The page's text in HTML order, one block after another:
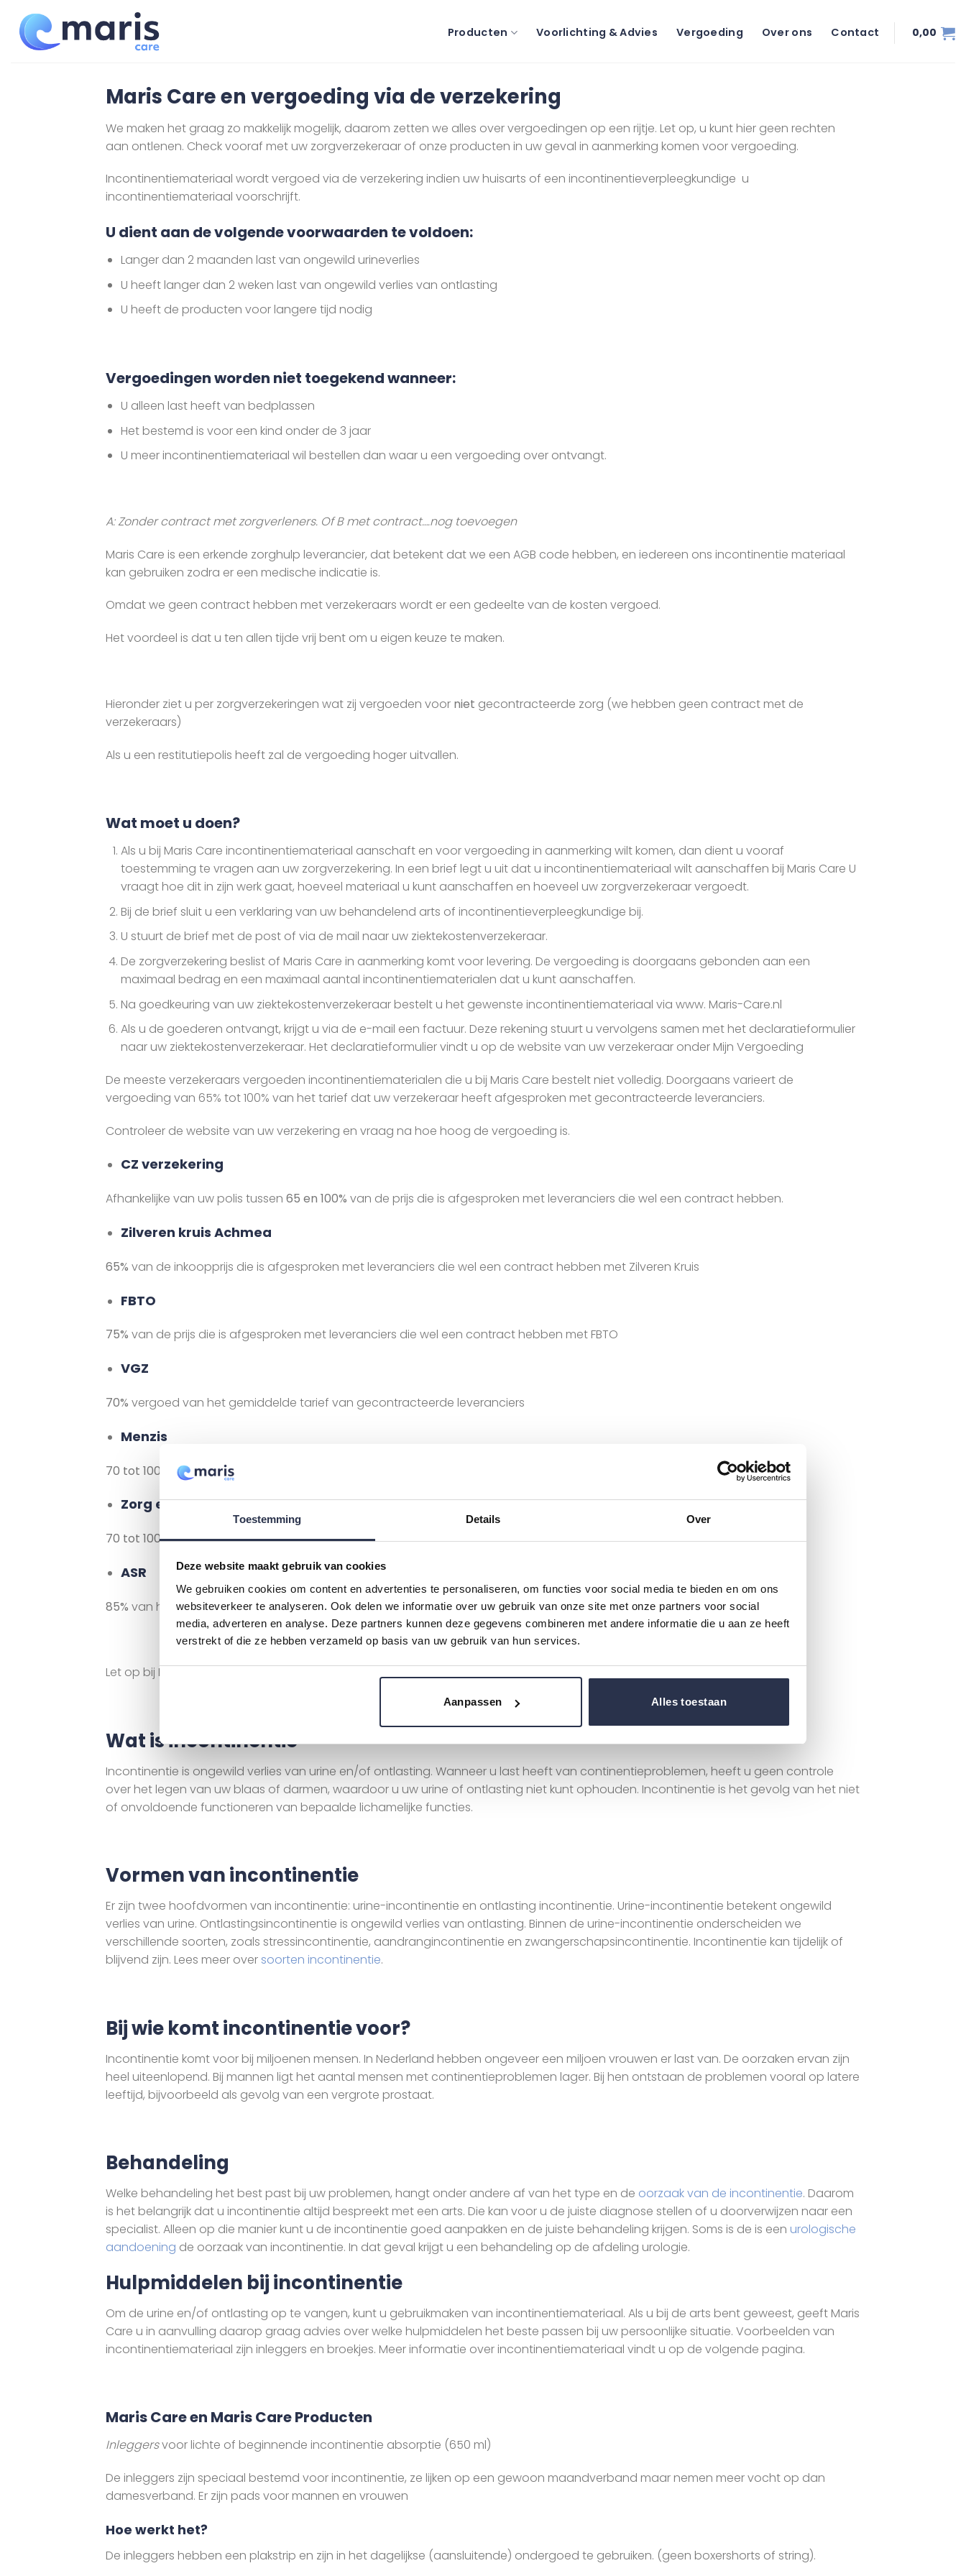
Toestemming Details Over
Deze website maakt gebruik van cookies
We gebruiken cookies om content en advertenties te personaliseren, om functies voor social media te bieden en om ons
websiteverkeer te analyseren. Ook delen we informatie over uw gebruik van onze site met onze partners voor social
media, adverteren en analyse. Deze partners kunnen deze gegevens combineren met andere informatie die u aan ze heeft
verstrekt of die ze hebben verzameld op basis van uw gebruik van hun services.
Aanpassen Alles toestaan
naar
inhoud
Producten Voorlichting & Advies Vergoeding Over ons Contact 0,00
Maris Care en vergoeding via de verzekering
We maken het graag zo makkelijk mogelijk, daarom zetten we alles over vergoedingen op een rijtje. Let op, u kunt hier geen rechten
aan ontlenen. Check vooraf met uw zorgverzekeraar of onze producten in uw geval in aanmerking komen voor vergoeding.
Incontinentiemateriaal wordt vergoed via de verzekering indien uw huisarts of een incontinentieverpleegkundige u
incontinentiemateriaal voorschrijft.
U dient aan de volgende voorwaarden te voldoen:
Langer dan 2 maanden last van ongewild urineverlies
U heeft langer dan 2 weken last van ongewild verlies van ontlasting
U heeft de producten voor langere tijd nodig
Vergoedingen worden niet toegekend wanneer:
U alleen last heeft van bedplassen
Het bestemd is voor een kind onder de 3 jaar
U meer incontinentiemateriaal wil bestellen dan waar u een vergoeding over ontvangt.
A: Zonder contract met zorgverleners. Of B met contract….nog toevoegen
Maris Care is een erkende zorghulp leverancier, dat betekent dat we een AGB code hebben, en iedereen ons incontinentie materiaal
kan gebruiken zodra er een medische indicatie is.
Omdat we geen contract hebben met verzekeraars wordt er een gedeelte van de kosten vergoed.
Het voordeel is dat u ten allen tijde vrij bent om u eigen keuze te maken.
Hieronder ziet u per zorgverzekeringen wat zij vergoeden voor niet gecontracteerde zorg (we hebben geen contract met de
verzekeraars)
Als u een restitutiepolis heeft zal de vergoeding hoger uitvallen.
Wat moet u doen?
Als u bij Maris Care incontinentiemateriaal aanschaft en voor vergoeding in aanmerking wilt komen, dan dient u vooraf
toestemming te vragen aan uw zorgverzekering. In een brief legt u uit dat u incontinentiemateriaal wilt aanschaffen bij Maris Care U
vraagt hoe dit in zijn werk gaat, hoeveel materiaal u kunt aanschaffen en hoeveel uw zorgverzekeraar vergoedt.
Bij de brief sluit u een verklaring van uw behandelend arts of incontinentieverpleegkundige bij.
U stuurt de brief met de post of via de mail naar uw ziektekostenverzekeraar.
De zorgverzekering beslist of Maris Care in aanmerking komt voor levering. De vergoeding is doorgaans gebonden aan een
maximaal bedrag en een maximaal aantal incontinentiematerialen dat u kunt aanschaffen.
Na goedkeuring van uw ziektekostenverzekeraar bestelt u het gewenste incontinentiemateriaal via www. Maris-Care.nl
Als u de goederen ontvangt, krijgt u via de e-mail een factuur. Deze rekening stuurt u vervolgens samen met het declaratieformulier
naar uw ziektekostenverzekeraar. Het declaratieformulier vindt u op de website van uw verzekeraar onder Mijn Vergoeding
De meeste verzekeraars vergoeden incontinentiematerialen die u bij Maris Care bestelt niet volledig. Doorgaans varieert de
vergoeding van 65% tot 100% van het tarief dat uw verzekeraar heeft afgesproken met gecontracteerde leveranciers.
Controleer de website van uw verzekering en vraag na hoe hoog de vergoeding is.
CZ verzekering
Afhankelijke van uw polis tussen 65 en 100% van de prijs die is afgesproken met leveranciers die wel een contract hebben.
Zilveren kruis Achmea
65% van de inkoopprijs die is afgesproken met leveranciers die wel een contract hebben met Zilveren Kruis
FBTO
75% van de prijs die is afgesproken met leveranciers die wel een contract hebben met FBTO
VGZ
70% vergoed van het gemiddelde tarief van gecontracteerde leveranciers
Menzis
70 tot 100% van het gemiddelde van de gecontracteerde zorg
Zorg en Zekerheid
70 tot 100%van het gemiddelde van de marktconforme prijs
ASR
85% van het gemiddelde van de gecontracteerde zorg
Let op bij Natura polissen wordt meestal 100% vergoed. Check de website van uw verzekering.
Wat is incontinentie
Incontinentie is ongewild verlies van urine en/of ontlasting. Wanneer u last heeft van continentieproblemen, heeft u geen controle
over het legen van uw blaas of darmen, waardoor u uw urine of ontlasting niet kunt ophouden. Incontinentie is het gevolg van het niet
of onvoldoende functioneren van bepaalde lichamelijke functies.
Vormen van incontinentie
Er zijn twee hoofdvormen van incontinentie: urine-incontinentie en ontlasting incontinentie. Urine-incontinentie betekent ongewild
verlies van urine. Ontlastingsincontinentie is ongewild verlies van ontlasting. Binnen de urine-incontinentie onderscheiden we
verschillende soorten, zoals stressincontinentie, aandrangincontinentie en zwangerschapsincontinentie. Incontinentie kan tijdelijk of
blijvend zijn. Lees meer oversoorten incontinentie.
Bij wie komt incontinentie voor?
Incontinentie komt voor bij miljoenen mensen. In Nederland hebben ongeveer een miljoen vrouwen er last van. De oorzaken ervan zijn
heel uiteenlopend. Bij mannen ligt het aantal mensen met continentieproblemen lager. Bij hen ontstaan de problemen vooral op latere
leeftijd, bijvoorbeeld als gevolg van een vergrote prostaat.
Behandeling
Welke behandeling het best past bij uw problemen, hangt onder andere af van het type en de oorzaak van de incontinentie. Daarom
is het belangrijk dat u incontinentie altijd bespreekt met een arts. Die kan voor u de juiste diagnose stellen of u doorverwijzen naar een
specialist. Alleen op die manier kunt u de incontinentie goed aanpakken en de juiste behandeling krijgen. Soms is de is een urologische
aandoening de oorzaak van incontinentie. In dat geval krijgt u een behandeling op de afdeling urologie.
Hulpmiddelen bij incontinentie
Om de urine en/of ontlasting op te vangen, kunt u gebruikmaken van incontinentiemateriaal. Als u bij de arts bent geweest, geeft Maris
Care u in aanvulling daarop graag advies over welke hulpmiddelen het beste passen bij uw persoonlijke situatie. Voorbeelden van
incontinentiemateriaal zijn inleggers en broekjes. Meer informatie over incontinentiemateriaal vindt u op de volgende pagina.
Maris Care en Maris Care Producten
Inleggersvoor lichte of beginnende incontinentie absorptie (650 ml)
De inleggers zijn speciaal bestemd voor incontinentie, ze lijken op een gewoon maandverband maar nemen meer vocht op dan
damesverband. Er zijn pads voor mannen en vrouwen
Hoe werkt het?
De inleggers hebben een plakstrip en zijn in het dagelijkse (aansluitende) ondergoed te gebruiken. (geen boxershorts of string).